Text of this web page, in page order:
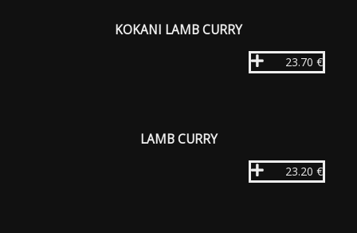
KOKANI LAMB CURRY
23.70 €
LAMB CURRY
23.20 €